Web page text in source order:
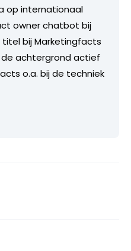
op internationaal
owner chatbot bij
titel bij Marketingfacts
de achtergrond actief
o.a. bij de techniek